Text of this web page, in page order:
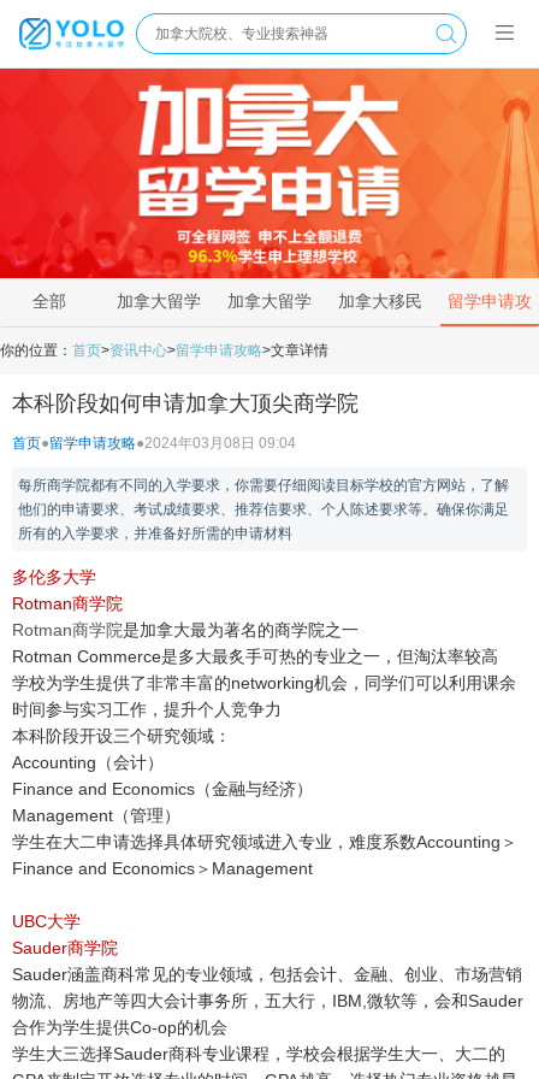
全部 加拿大留学
新闻
加拿大留学
资讯
加拿大移民 留学申请攻
你的位置： 首页>资讯中心>留学申请攻略>文章详情
本科阶段如何申请加拿大顶尖商学院
首页●留学申请攻略●2024年03月08日 09:04
每所商学院都有不同的入学要求，你需要仔细阅读目标学校的官方网站，了解
他们的申请要求、考试成绩要求、推荐信要求、个人陈述要求等。确保你满足
所有的入学要求，并准备好所需的申请材料
多伦多大学
Rotman商学院
Rotman商学院是加拿大最为著名的商学院之一
Rotman Commerce是多大最炙手可热的专业之一，但淘汰率较高
学校为学生提供了非常丰富的networking机会，同学们可以利用课余
时间参与实习工作，提升个人竞争力
本科阶段开设三个研究领域：
Accounting（会计）
Finance and Economics（金融与经济）
Management（管理）
学生在大二申请选择具体研究领域进入专业，难度系数Accounting＞
Finance and Economics＞Management
UBC大学
Sauder商学院
Sauder涵盖商科常见的专业领域，包括会计、金融、创业、市场营销
物流、房地产等四大会计事务所，五大行，IBM,微软等，会和Sauder
合作为学生提供Co-op的机会
学生大三选择Sauder商科专业课程，学校会根据学生大一、大二的